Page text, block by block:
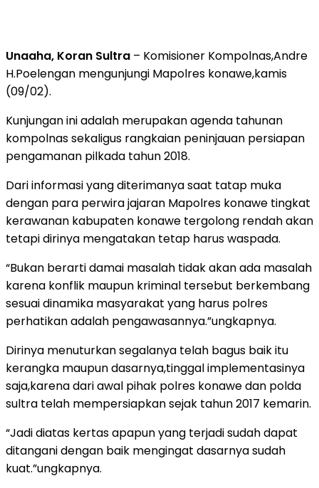
Unaaha, Koran Sultra – Komisioner Kompolnas,Andre
H.Poelengan mengunjungi Mapolres konawe,kamis
(09/02).
Kunjungan ini adalah merupakan agenda tahunan
kompolnas sekaligus rangkaian peninjauan persiapan
pengamanan pilkada tahun 2018.
Dari informasi yang diterimanya saat tatap muka
dengan para perwira jajaran Mapolres konawe tingkat
kerawanan kabupaten konawe tergolong rendah akan
tetapi dirinya mengatakan tetap harus waspada.
“Bukan berarti damai masalah tidak akan ada masalah
karena konflik maupun kriminal tersebut berkembang
sesuai dinamika masyarakat yang harus polres
perhatikan adalah pengawasannya.”ungkapnya.
Dirinya menuturkan segalanya telah bagus baik itu
kerangka maupun dasarnya,tinggal implementasinya
saja,karena dari awal pihak polres konawe dan polda
sultra telah mempersiapkan sejak tahun 2017 kemarin.
“Jadi diatas kertas apapun yang terjadi sudah dapat
ditangani dengan baik mengingat dasarnya sudah
kuat.”ungkapnya.